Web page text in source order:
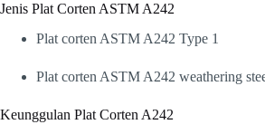
Jenis Plat Corten ASTM A242
Plat corten ASTM A242 Type 1
Plat corten ASTM A242 weathering
Keunggulan Plat Corten A242